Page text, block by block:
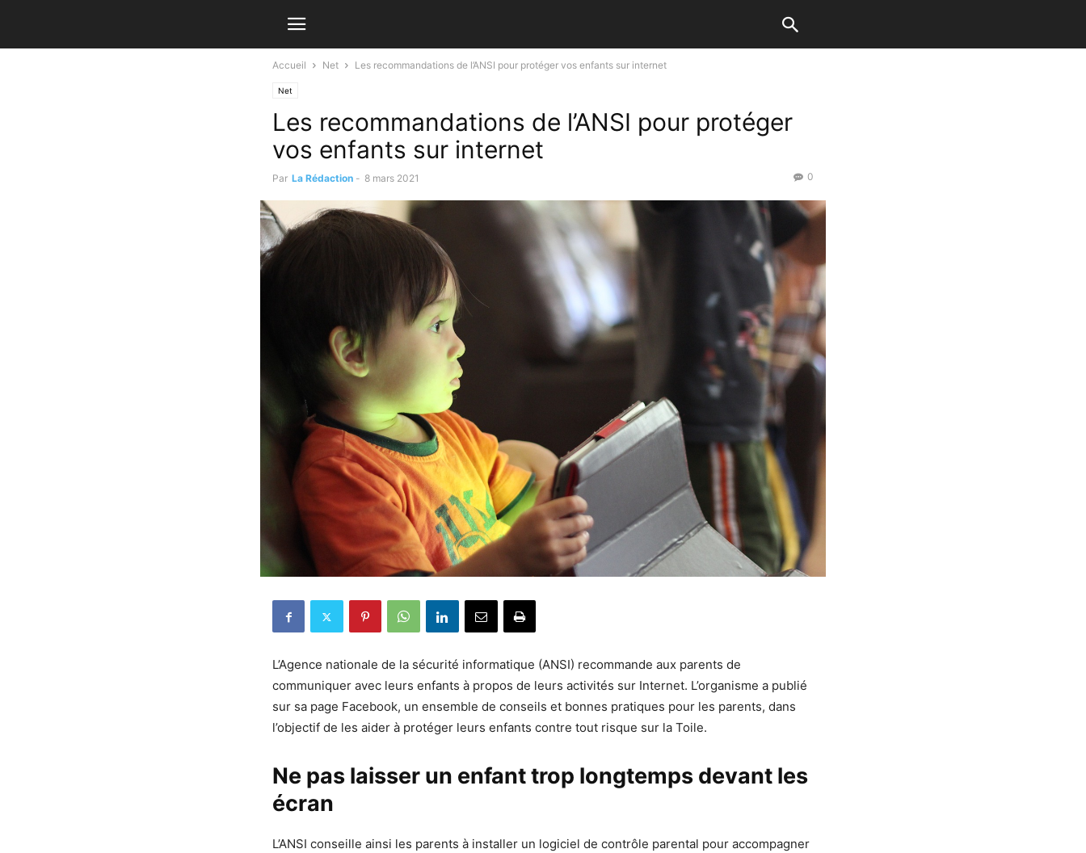
Accueil Net Les recommandations de l’ANSI pour protéger vos enfants sur internet
Net
Les recommandations de l’ANSI pour protéger
vos enfants sur internet
Par La Rédaction - 8 mars 2021 0
L’Agence nationale de la sécurité informatique (ANSI) recommande aux parents de
communiquer avec leurs enfants à propos de leurs activités sur Internet. L’organisme a publié
sur sa page Facebook, un ensemble de conseils et bonnes pratiques pour les parents, dans
l’objectif de les aider à protéger leurs enfants contre tout risque sur la Toile.
Ne pas laisser un enfant trop longtemps devant les
écran
L’ANSI conseille ainsi les parents à installer un logiciel de contrôle parental pour accompagner